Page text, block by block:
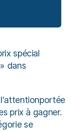
spécial
» dans
l'attentionportée
prix à gagner.
se